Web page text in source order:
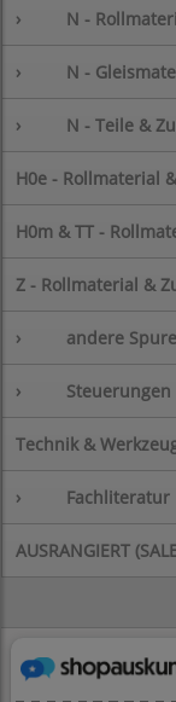
› N -
› N -
› N - Teile &
H0e - Rollmaterial
H0m & TT -
Z - Rollmaterial &
› andere
›
Technik &
› Fachliteratur
AUSRANGIERT